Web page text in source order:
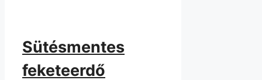
Sütésmentes
feketeerdő